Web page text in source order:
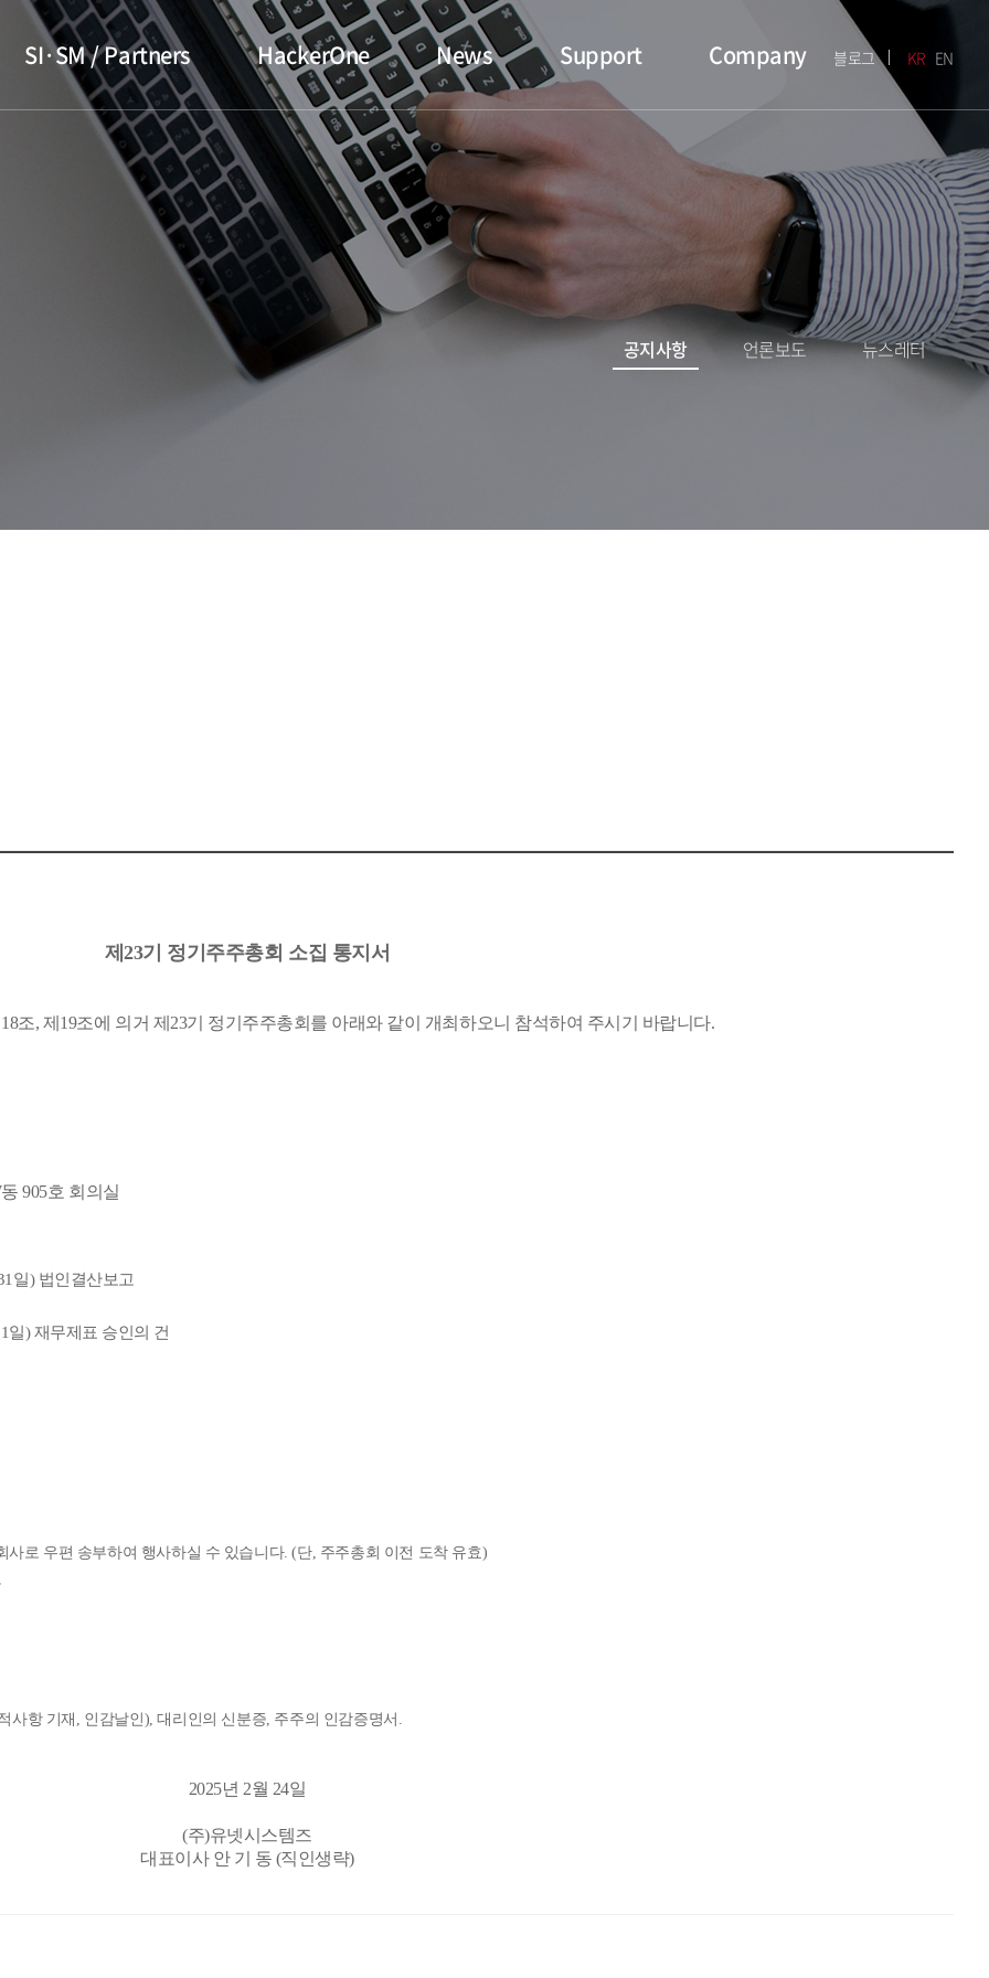
SI·SM / Partners HackerOne News Support Company 블로그 KR EN
공지사항 언론보도 뉴스레터
제23기 정기주주총회 소집 통지서
조, 제19조에 의거 제23기 정기주주총회를 아래와 같이 개최하오니 참석하여 주시기 바랍니다.
동 905호 회의실
일) 법인결산보고
일) 재무제표 승인의 건
사로 우편 송부하여 행사하실 수 있습니다. (단, 주주총회 이전 도착 유효)
사항 기재 , 인감날인),대리인의 신분증, 주주의 인감증명서 .
2025년 2월 24일
(주)유넷시스템즈
대표이사 안 기 동 (직인생략)